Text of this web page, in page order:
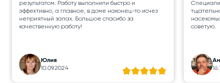
результатом. Работу выполнили быстро и
эффективно, а главное, в доме наконец-то исчез
неприятный запах. Большое спасибо за
качественную работу!
Юлия
10.09.2024
советую.